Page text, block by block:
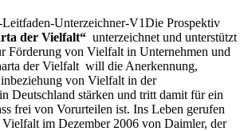
Die Prospektiv
der Vielfalt“ unterzeichnet und unterstützt
Förderung von Vielfalt in Unternehmen und
der Vielfalt will die Anerkennung,
von Vielfalt in der
Deutschland stärken und tritt damit für ein
frei von Vorurteilen ist. Ins Leben gerufen
im Dezember 2006 von Daimler, der